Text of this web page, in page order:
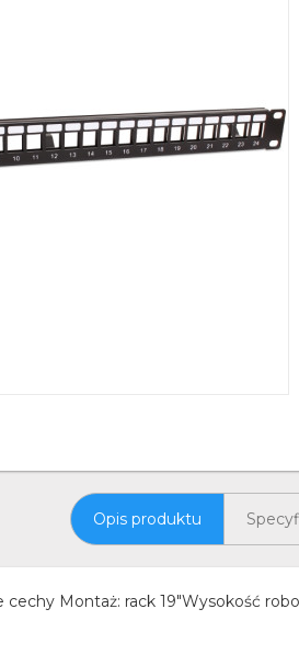
Opis produktu
Montaż: rack 19"Wysokość